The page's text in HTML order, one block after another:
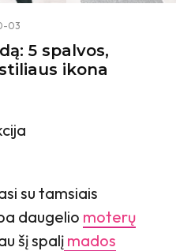
03
5 spalvos,
ikona
su tamsiais
daugelio moterų
šį spalį mados